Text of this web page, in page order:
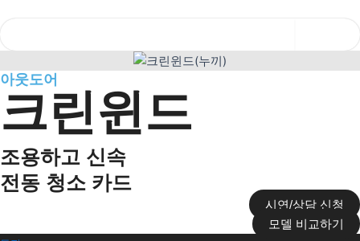
아웃도어
크린윈드
조용하고 신속
전동 청소 카드
시연/상담 신청
모델 비교하기